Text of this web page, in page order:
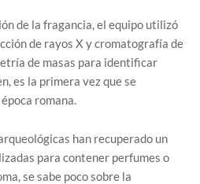
de la fragancia, el equipo utilizó
de rayos X y cromatografía de
de masas para identificar
es la primera vez que se
romana.
han recuperado un
para contener perfumes o
se sabe poco sobre la